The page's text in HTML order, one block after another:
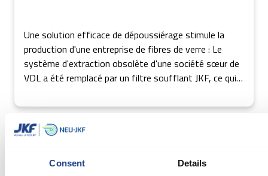
Consent Details
Une solution efficace de dépoussiérage stimule la
production d'une entreprise de fibres de verre : Le
système d'extraction obsolète d'une société sœur de
VDL a été remplacé par un filtre soufflant JKF, ce qui a
d'utiliser l'énergie de manière efficace